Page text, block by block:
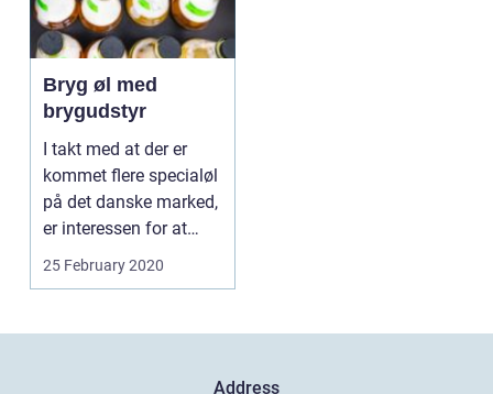
Bryg øl med
brygudstyr
I takt med at der er
kommet flere specialøl
på det danske marked,
er interessen for at
gøre microbry...
25 February 2020
Address